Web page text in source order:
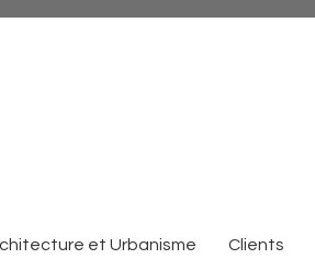
et Urbanisme Clients